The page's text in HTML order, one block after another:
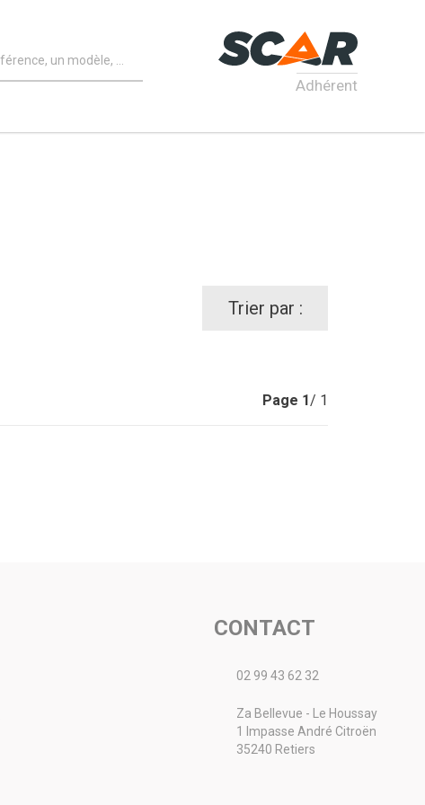
Adhérent
Trier par :
Page 1/ 1
CONTACT
02 99 43 62 32
Za Bellevue - Le Houssay
1 Impasse André Citroën
35240 Retiers